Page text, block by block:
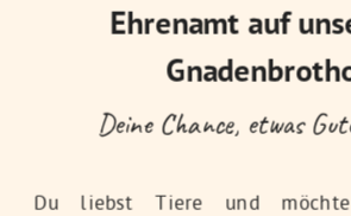
Ehrenamt auf
Deine Chance, etwas
Du liebst Tiere und